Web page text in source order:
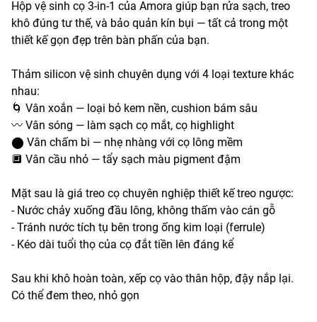
Hộp vệ sinh cọ 3-in-1 của Amora giúp bạn rửa sạch, treo
khô đúng tư thế, và bảo quản kín bụi — tất cả trong một
thiết kế gọn đẹp trên bàn phấn của bạn.
Thảm silicon vệ sinh chuyên dụng với 4 loại texture khác
nhau:
🌀 Vân xoắn — loại bỏ kem nền, cushion bám sâu
〰️ Vân sóng — làm sạch cọ mắt, cọ highlight
⬤ Vân chấm bi — nhẹ nhàng với cọ lông mềm
🔲 Vân cầu nhỏ — tẩy sạch màu pigment đậm
Mặt sau là giá treo cọ chuyên nghiệp thiết kế treo ngược:
- Nước chảy xuống đầu lông, không thấm vào cán gỗ
- Tránh nước tích tụ bên trong ống kim loại (ferrule)
- Kéo dài tuổi thọ của cọ đắt tiền lên đáng kể
Sau khi khô hoàn toàn, xếp cọ vào thân hộp, đậy nắp lại.
Có thể đem theo, nhỏ gọn